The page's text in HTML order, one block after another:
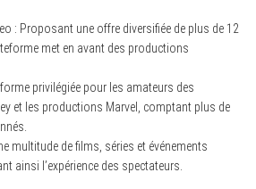
: Proposant une offre diversifiée de plus de 12
met en avant des productions
privilégiée pour les amateurs des
et les productions Marvel, comptant plus de
multitude de films, séries et événements
ainsi l’expérience des spectateurs.